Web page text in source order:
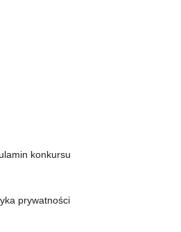
konkursu
prywatności